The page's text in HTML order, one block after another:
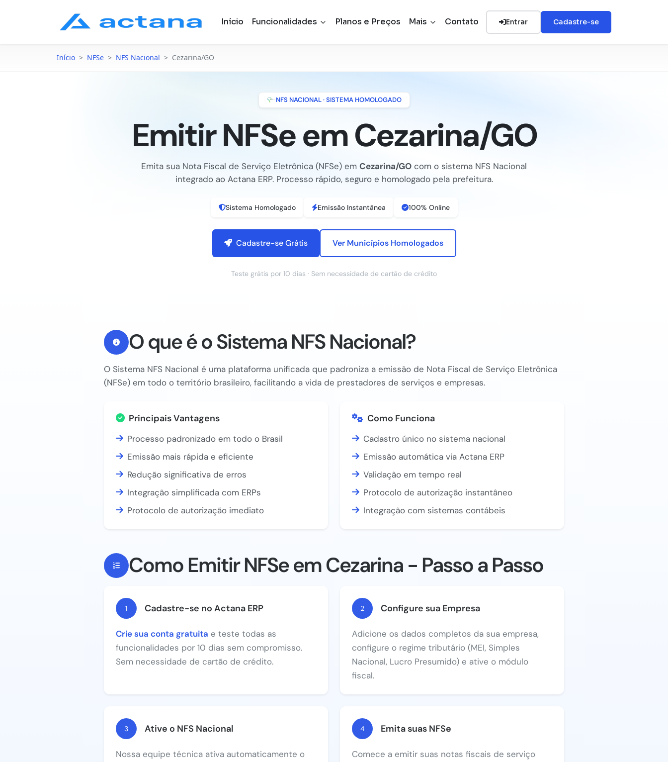
Início Funcionalidades Planos e Preços Mais Contato Entrar Cadastre-se
Início > NFSe > NFS Nacional > Cezarina/GO
NFS NACIONAL · SISTEMA HOMOLOGADO
Emitir NFSe em Cezarina/GO
Emita sua Nota Fiscal de Serviço Eletrônica (NFSe) em Cezarina/GO com o sistema NFS Nacional
integrado ao Actana ERP. Processo rápido, seguro e homologado pela prefeitura.
Sistema Homologado Emissão Instantânea 100% Online
Cadastre-se Grátis Ver Municípios Homologados
Teste grátis por 10 dias · Sem necessidade de cartão de crédito
O que é o Sistema NFS Nacional?
O Sistema NFS Nacional é uma plataforma unificada que padroniza a emissão de Nota Fiscal de Serviço Eletrônica
(NFSe) em todo o território brasileiro, facilitando a vida de prestadores de serviços e empresas.
Principais Vantagens
Processo padronizado em todo o Brasil
Emissão mais rápida e eficiente
Redução significativa de erros
Integração simplificada com ERPs
Protocolo de autorização imediato
Como Funciona
Cadastro único no sistema nacional
Emissão automática via Actana ERP
Validação em tempo real
Protocolo de autorização instantâneo
Integração com sistemas contábeis
Como Emitir NFSe em Cezarina - Passo a Passo
1 Cadastre-se no Actana ERP
Crie sua conta gratuita e teste todas as
funcionalidades por 10 dias sem compromisso.
Sem necessidade de cartão de crédito.
2 Configure sua Empresa
Adicione os dados completos da sua empresa,
configure o regime tributário (MEI, Simples
Nacional, Lucro Presumido) e ative o módulo
fiscal.
3 Ative o NFS Nacional
Nossa equipe técnica ativa automaticamente o
4 Emita suas NFSe
Comece a emitir suas notas fiscais de serviço